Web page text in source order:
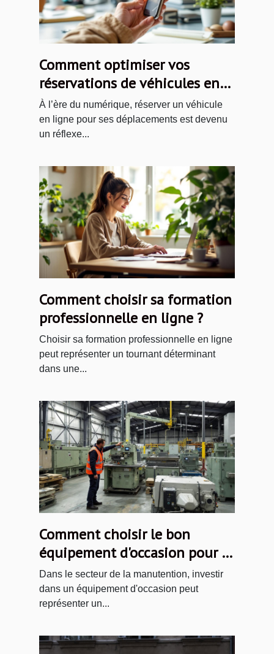
Comment optimiser vos
réservations de véhicules en
ligne pour vos voyages ?
À l’ère du numérique, réserver un véhicule
en ligne pour ses déplacements est devenu
un réflexe...
Comment choisir sa formation
professionnelle en ligne ?
Choisir sa formation professionnelle en ligne
peut représenter un tournant déterminant
dans une...
Comment choisir le bon
équipement d'occasion pour la
manutention ?
Dans le secteur de la manutention, investir
dans un équipement d'occasion peut
représenter un...